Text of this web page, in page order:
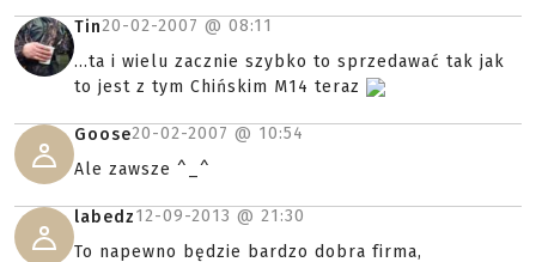
Tin20-02-2007 @ 08:11
...ta i wielu zacznie szybko to sprzedawać tak jak
to jest z tym Chińskim M14 teraz
Goose20-02-2007 @ 10:54
Ale zawsze ^_^
labedz12-09-2013 @ 21:30
To napewno będzie bardzo dobra firma,